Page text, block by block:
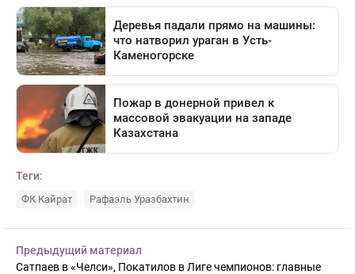
Теги:
ФК Кайрат Рафаэль Уразбахтин
Предыдущий материал
Сатпаев в «Челси», Покатилов в Лиге чемпионов: главные